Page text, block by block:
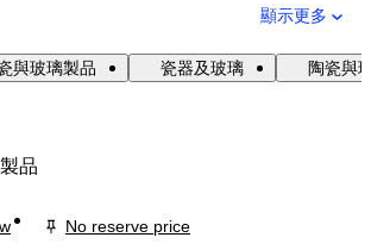
顯示更多
與玻璃製品 瓷器及玻璃 陶瓷與
品
No reserve price